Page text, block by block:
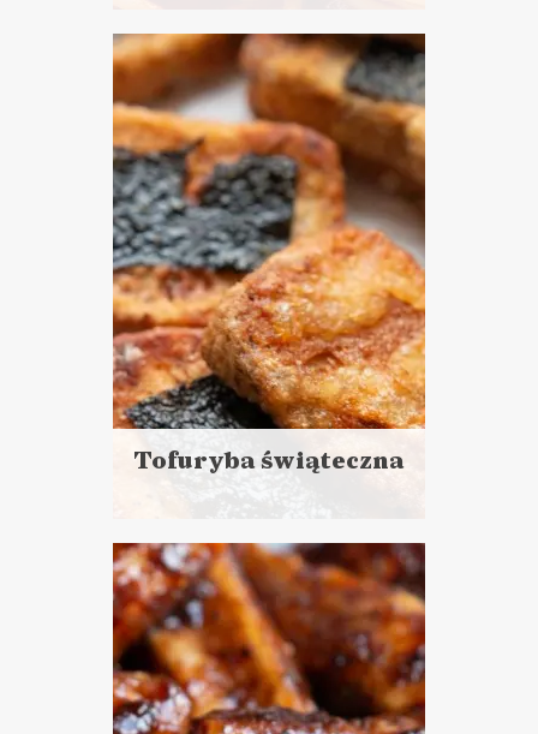
więcej
Czas przygotowania: 15 minut
pracy + 30 minut czekania
DANIA GŁÓWNE
LUNCHE DO PRACY
VEGANUARY ?
Tofuryba świąteczna
więcej
Czas przygotowania: 45 - 60
minut
DANIA GŁÓWNE
BOŻE NARODZENIE ?